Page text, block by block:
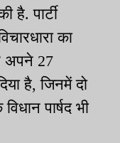
है.पार्टी
का
अपने 27
है, जिनमें दो
पार्षद भी